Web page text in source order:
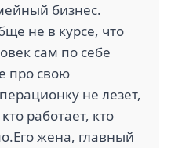
бизнес.
не в курсе, что
сам по себе
про свою
не лезет,
работает, кто
жена, главный